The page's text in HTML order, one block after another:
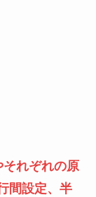
それぞれの原
間設定、半